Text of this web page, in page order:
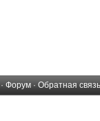
· Форум · Обратная связь